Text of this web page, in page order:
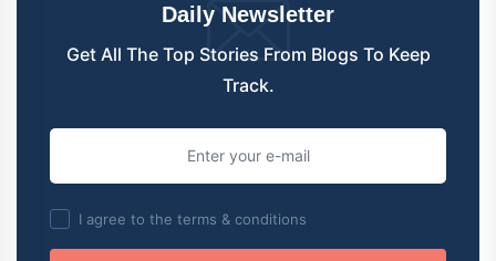
Daily Newsletter
Get All The Top Stories From Blogs To Keep
Track.
I agree to the terms & conditions